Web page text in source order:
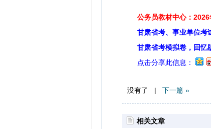
公务员教材中心：
甘肃省考、事业单位考
甘肃省考模拟卷，回忆
点击分享此信息：
没有了 | 下一篇 »
相关文章